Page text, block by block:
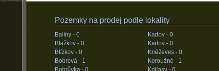
Pozemky na prodej podle lokality
Baliny - 0
Blažkov - 0
Blízkov - 0
Bobrová - 1
Bobrůvka - 0
Kadov - 0
Karlov - 0
Kněževes - 0
Koroužné - 1
Kotlasy - 0